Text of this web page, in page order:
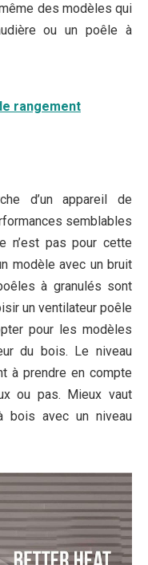
des modèles qui
ou un poêle à
rangement
d’un appareil de
semblables
n’est pas pour cette
modèle avec un bruit
à granulés sont
un ventilateur poêle
pour les modèles
du bois. Le niveau
à prendre en compte
ou pas. Mieux vaut
bois avec un niveau